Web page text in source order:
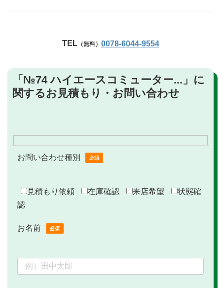
TEL（無料） 0078-6044-9554
「№74 ハイエースコミューター...」に
関するお見積もり・お問い合わせ
お問い合わせ種別 必須
見積もり依頼 在庫確認 来店希望
状態確
認
お名前 必須